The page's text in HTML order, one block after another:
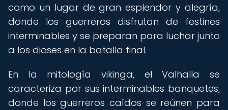
como un lugar de gran esplendor y alegría,
donde los guerreros disfrutan de festines
interminables y se preparan para luchar junto
a los dioses en la batalla final.
En la mitología vikinga, el Valhalla se
caracteriza por sus interminables banquetes,
donde los guerreros caídos se reúnen para